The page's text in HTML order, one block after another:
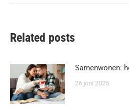
Related posts
Samenwonen:
26 juni 2025